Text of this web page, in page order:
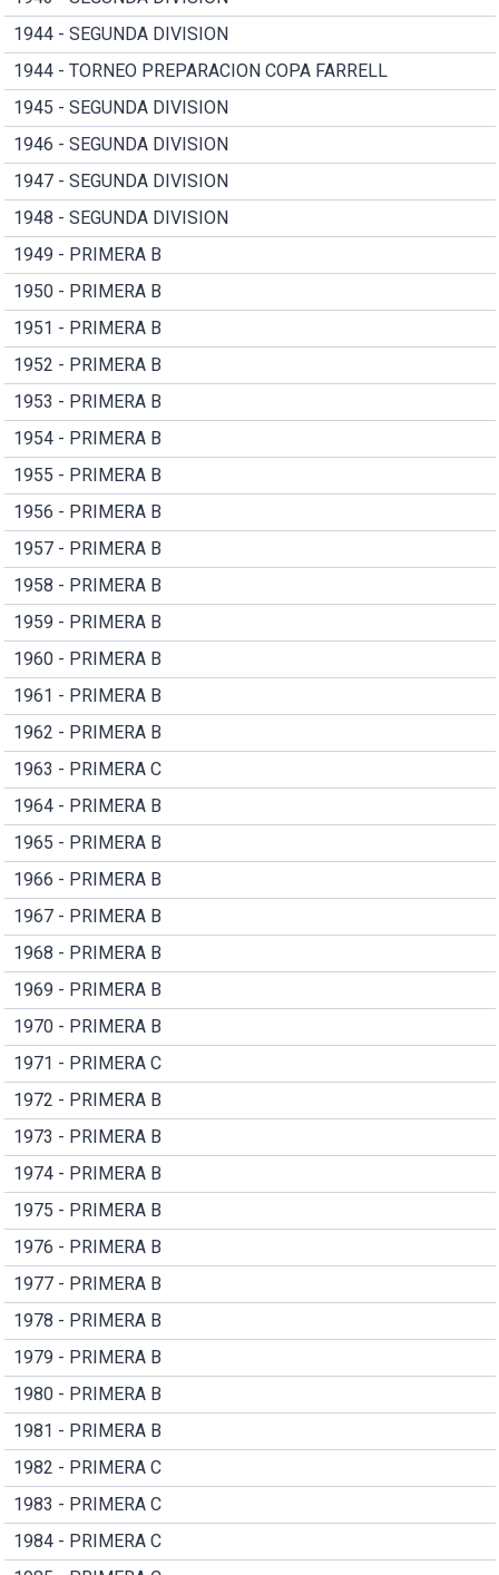
1944 - SEGUNDA DIVISION
1944 - TORNEO PREPARACION COPA FARRELL
1945 - SEGUNDA DIVISION
1946 - SEGUNDA DIVISION
1947 - SEGUNDA DIVISION
1948 - SEGUNDA DIVISION
1949 - PRIMERA B
1950 - PRIMERA B
1951 - PRIMERA B
1952 - PRIMERA B
1953 - PRIMERA B
1954 - PRIMERA B
1955 - PRIMERA B
1956 - PRIMERA B
1957 - PRIMERA B
1958 - PRIMERA B
1959 - PRIMERA B
1960 - PRIMERA B
1961 - PRIMERA B
1962 - PRIMERA B
1963 - PRIMERA C
1964 - PRIMERA B
1965 - PRIMERA B
1966 - PRIMERA B
1967 - PRIMERA B
1968 - PRIMERA B
1969 - PRIMERA B
1970 - PRIMERA B
1971 - PRIMERA C
1972 - PRIMERA B
1973 - PRIMERA B
1974 - PRIMERA B
1975 - PRIMERA B
1976 - PRIMERA B
1977 - PRIMERA B
1978 - PRIMERA B
1979 - PRIMERA B
1980 - PRIMERA B
1981 - PRIMERA B
1982 - PRIMERA C
1983 - PRIMERA C
1984 - PRIMERA C